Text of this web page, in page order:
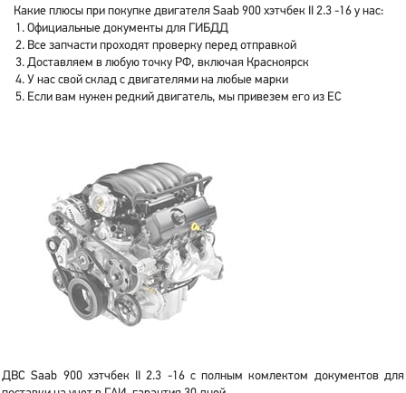
Какие плюсы при покупке двигателя Saab 900 хэтчбек II 2.3 -16 у нас:
Официальные документы для ГИБДД
Все запчасти проходят проверку перед отправкой
Доставляем в любую точку РФ, включая Красноярск
У нас свой склад с двигателями на любые марки
Если вам нужен редкий двигатель, мы привезем его из ЕС
ДВС Saab 900 хэтчбек II 2.3 -16 с полным комлектом документов для